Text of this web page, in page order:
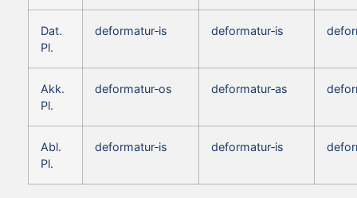
Dat.
Pl.
deformatur‑is deformatur‑is
Akk.
Pl.
deformatur‑os deformatur‑as
Abl.
Pl.
deformatur‑is deformatur‑is